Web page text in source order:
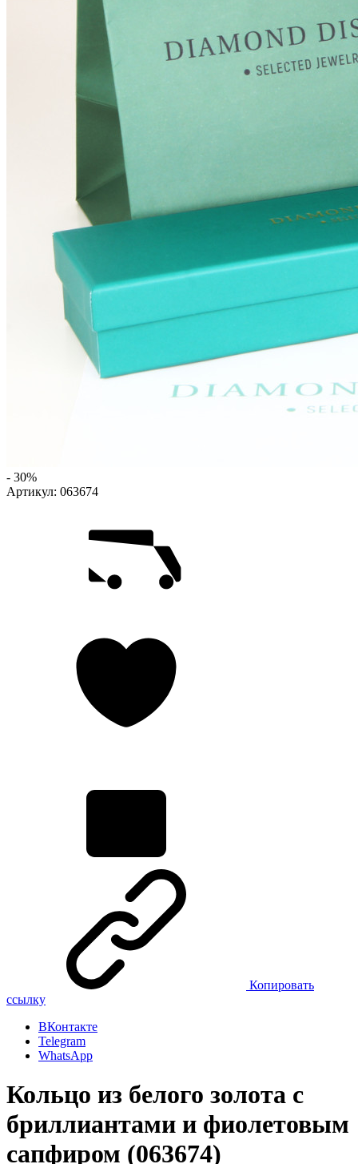
- 30%
Артикул: 063674
Копировать
ссылку
ВКонтакте
Telegram
WhatsApp
Кольцо из белого золота с
бриллиантами и фиолетовым
сапфиром (063674)